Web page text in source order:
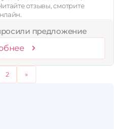
отзывы, смотрите
предложение
2 »